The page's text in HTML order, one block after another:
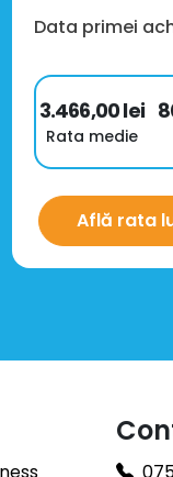
Data primei
3.466,00lei
Rata medie
Află rata